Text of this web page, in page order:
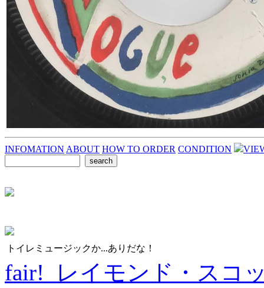
INFOMATION ABOUT HOW TO ORDER CONDITION
トイレミュージックか...ありだな！
fair! レイモンド・スコ